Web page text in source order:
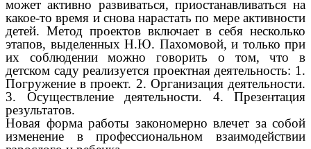
может активно развиваться, приостанавливаться на
какое-то время и снова нарастать по мере активности
детей. Метод проектов включает в себя несколько
этапов, выделенных Н.Ю. Пахомовой, и только при
их соблюдении можно говорить о том, что в
детском саду реализуется проектная деятельность: 1.
Погружение в проект. 2. Организация деятельности.
3. Осуществление деятельности. 4. Презентация
результатов.
Новая форма работы закономерно влечет за собой
изменение в профессиональном взаимодействии